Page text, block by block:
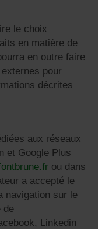
le choix
en matière de
en outre faire
pour
décrites
aux réseaux
et Google Plus
ou dans
a accepté le
navigation sur le
de
Linkedin